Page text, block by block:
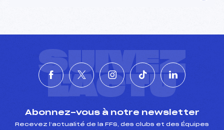
SUIVEZ
L'ACTU
Abonnez-vous à notre newsletter
Recevez l’actualité de la FFS, des clubs et des Équipes